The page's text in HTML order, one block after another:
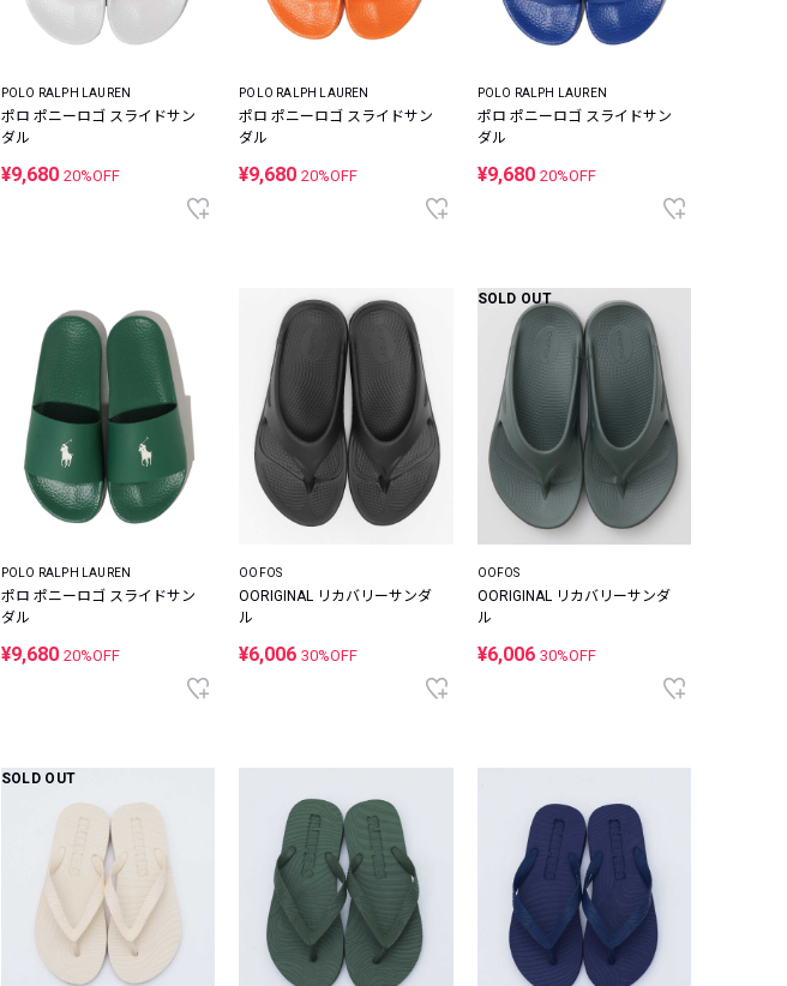
POLO RALPH LAUREN
ポロ ポニーロゴ スライドサン
ダル
¥9,680 20%OFF
POLO RALPH LAUREN
ポロ ポニーロゴ スライドサン
ダル
¥9,68020%OFF
POLO RALPH LAUREN
ポロ ポニーロゴ スライドサン
ダル
¥9,680 20%OFF
POLO RALPH LAUREN
ポロ ポニーロゴ スライドサン
ダル
¥9,680 20%OFF
OOFOS
OORIGINAL リカバリーサンダ
ル
¥6,00630%OFF
SOLD OUT
OOFOS
OORIGINAL リカバリーサンダ
ル
¥6,006 30%OFF
SOLD OUT